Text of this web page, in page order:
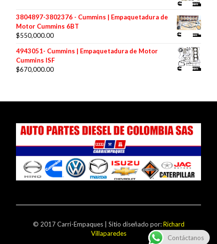
3804897-3802376 - Cummins | Empaquetadura de
Motor Cummins 6BT
$550,000.00
4943051- Cummins | Empaquetadura de Motor
Cummins ISF
$670,000.00
© 2017 Carri-Empaques | Sitio diseñado por:Richard
Villaparedes
Contáctanos